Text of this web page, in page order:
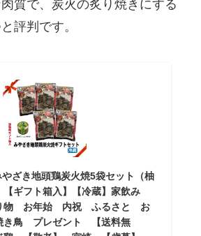
質で、炭火の炙り焼きにする
評判です。
ざき地頭鶏炭火焼5袋セット（柚
【ギフト箱入】【冷蔵】家飲み
物 お年始 内祝 ふるさと お
鳥 プレゼント 【送料無